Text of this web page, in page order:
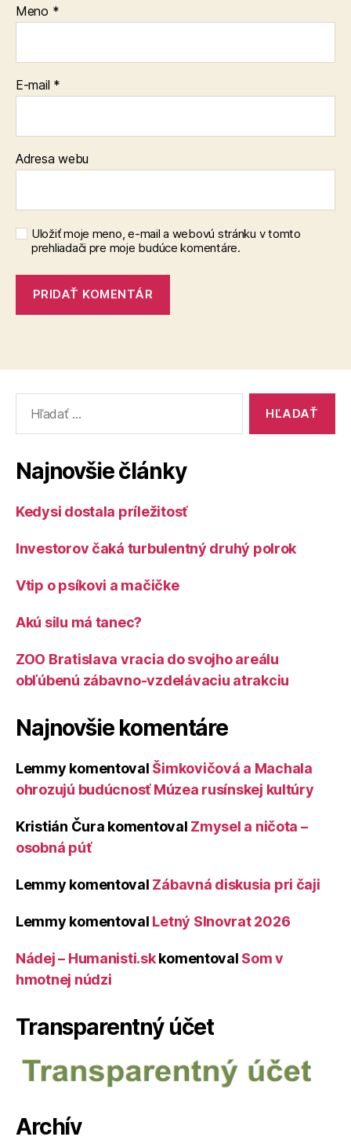
Meno *
E-mail *
Adresa webu
Uložiť moje meno, e-mail a webovú stránku v tomto
prehliadači pre moje budúce komentáre.
Najnovšie články
Kedysi dostala príležitosť
Investorov čaká turbulentný druhý polrok
Vtip o psíkovi a mačičke
Akú silu má tanec?
ZOO Bratislava vracia do svojho areálu
obľúbenú zábavno-vzdelávaciu atrakciu
Najnovšie komentáre
Lemmy komentoval Šimkovičová a Machala
ohrozujú budúcnosť Múzea rusínskej kultúry
Kristián Čura komentoval Zmysel a ničota –
osobná púť
Lemmy komentoval Zábavná diskusia pri čaji
Lemmy komentoval Letný Slnovrat 2026
Nádej – Humanisti.skkomentoval Som v
hmotnej núdzi
Transparentný účet
Archív